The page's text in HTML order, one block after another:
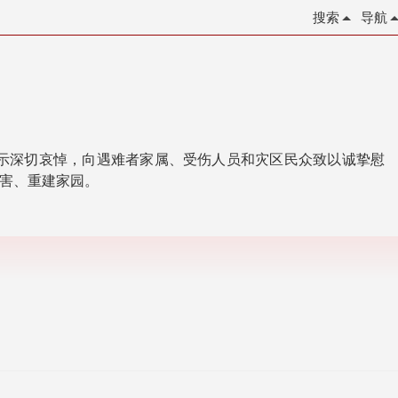
导航
搜索
切哀悼，向遇难者家属、受伤人员和灾区民众致以诚挚慰
、重建家园。